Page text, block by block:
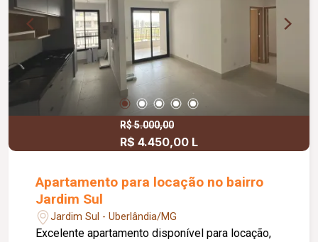
R$ 5.000,00
R$ 4.450,00 L
Apartamento para locação no bairro
Jardim Sul
Jardim Sul - Uberlândia/MG
Excelente apartamento disponível para locação,